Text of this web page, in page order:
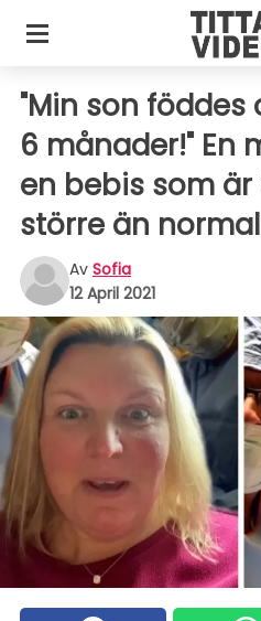
"Min son
6 månader!" En
en bebis som
större än
Av Sofia
12 April 2021